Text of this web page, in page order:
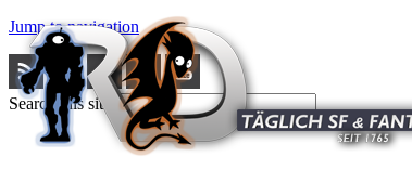
Jump to navigation
Search this site